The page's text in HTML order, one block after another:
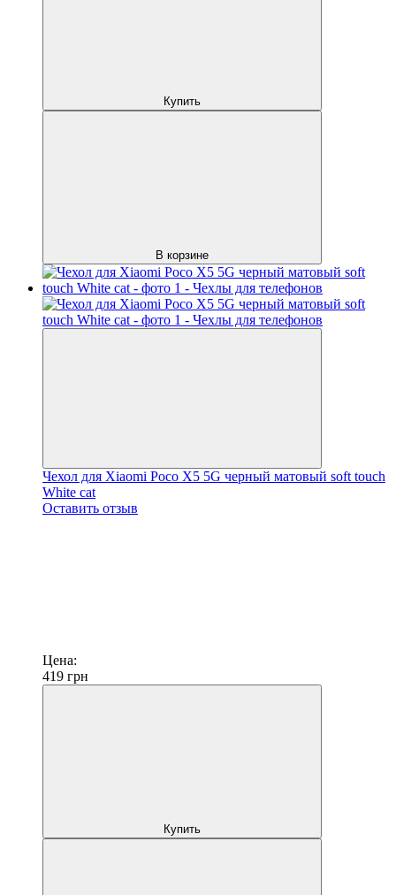
Купить
В корзине
Чехол для Xiaomi Poco X5 5G черный матовый soft touch
White cat
Оставить отзыв
Цена:
419 грн
Купить